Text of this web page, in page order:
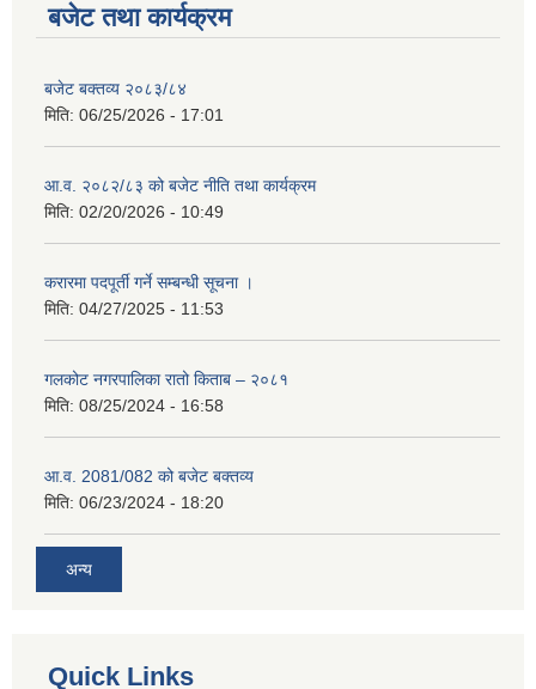
बजेट तथा कार्यक्रम
बजेट बक्तव्य २०८३/८४
मिति: 06/25/2026 - 17:01
आ.व. २०८२/८३ को बजेट नीति तथा कार्यक्रम
मिति: 02/20/2026 - 10:49
करारमा पदपूर्ती गर्ने सम्बन्धी सूचना ।
मिति: 04/27/2025 - 11:53
गलकोट नगरपालिका रातो किताब – २०८१
मिति: 08/25/2024 - 16:58
आ.व. 2081/082 को बजेट बक्तव्य
मिति: 06/23/2024 - 18:20
अन्य
Quick Links